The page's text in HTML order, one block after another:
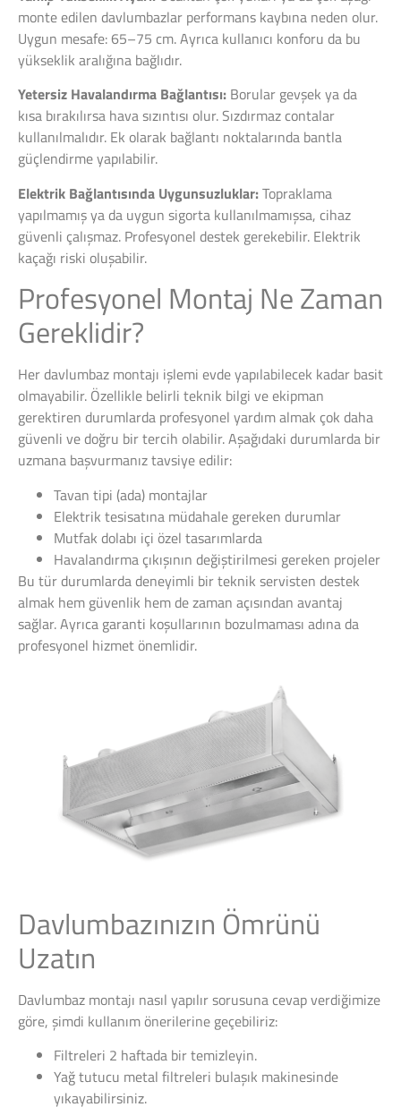
monte edilen davlumbazlar performans kaybına neden olur.
Uygun mesafe: 65–75 cm. Ayrıca kullanıcı konforu da bu
yükseklik aralığına bağlıdır.
Yetersiz Havalandırma Bağlantısı: Borular gevşek ya da
kısa bırakılırsa hava sızıntısı olur. Sızdırmaz contalar
kullanılmalıdır. Ek olarak bağlantı noktalarında bantla
güçlendirme yapılabilir.
Elektrik Bağlantısında Uygunsuzluklar:Topraklama
yapılmamış ya da uygun sigorta kullanılmamışsa, cihaz
güvenli çalışmaz. Profesyonel destek gerekebilir. Elektrik
kaçağı riski oluşabilir.
Profesyonel Montaj Ne Zaman
Gereklidir?
Her davlumbaz montajı işlemi evde yapılabilecek kadar basit
olmayabilir. Özellikle belirli teknik bilgi ve ekipman
gerektiren durumlarda profesyonel yardım almak çok daha
güvenli ve doğru bir tercih olabilir. Aşağıdaki durumlarda bir
uzmana başvurmanız tavsiye edilir:
Tavan tipi (ada) montajlar
Elektrik tesisatına müdahale gereken durumlar
Mutfak dolabı içi özel tasarımlarda
Havalandırma çıkışının değiştirilmesi gereken projeler
Bu tür durumlarda deneyimli bir teknik servisten destek
almak hem güvenlik hem de zaman açısından avantaj
sağlar. Ayrıca garanti koşullarının bozulmaması adına da
profesyonel hizmet önemlidir.
Davlumbazınızın Ömrünü
Uzatın
Davlumbaz montajı nasıl yapılır sorusuna cevap verdiğimize
göre, şimdi kullanım önerilerine geçebiliriz:
Filtreleri 2 haftada bir temizleyin.
Yağ tutucu metal filtreleri bulaşık makinesinde
yıkayabilirsiniz.